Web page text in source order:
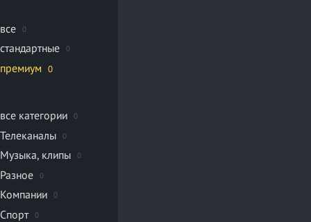
все 0
стандартные 0
премиум 0
все категории 0
Телеканалы 0
Музыка, клипы 0
Разное 0
Компании 0
Спорт 0